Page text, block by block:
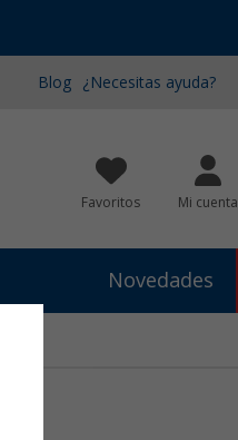
Blog ¿Necesitas ayuda?
Favoritos Mi cuenta
Novedades